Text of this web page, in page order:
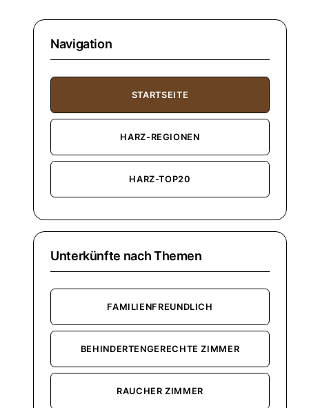
Navigation
STARTSEITE
HARZ-REGIONEN
HARZ-TOP20
Unterkünfte nach Themen
FAMILIENFREUNDLICH
BEHINDERTENGERECHTE ZIMMER
RAUCHER ZIMMER